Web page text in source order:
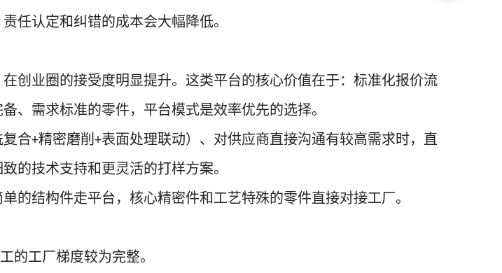
任认定和纠错的成本会大幅降低。
创业圈的接受度明显提升。这类平台的核心价值在于：标准化报价流
、需求标准的零件，平台模式是效率优先的选择。
复合+精密磨削 +表面处理联动）、对供应商直接沟通有较高需求时，直
的技术支持和更灵活的打样方案。
的结构件走平台，核心精密件和工艺特殊的零件直接对接工厂。
的工厂梯度较为完整。